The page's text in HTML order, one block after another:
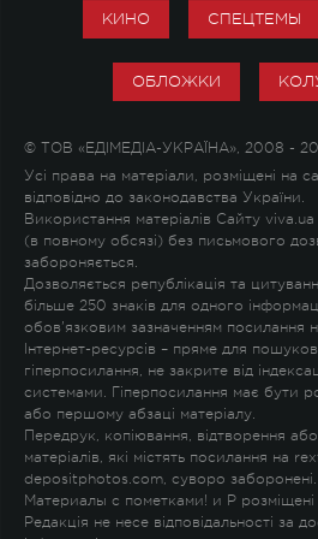
КИНО СПЕЦТЕМЫ
ОБЛОЖКИ
© ТОВ «ЕДІМЕДІА-УКРАЇНА», 2008 -
Усі права на матеріали, розміщені на
відповідно до законодавства України.
Використання матеріалів Сайту viva.ua
(в повному обсязі) без письмового
забороняється.
Дозволяється републікація та
більше 250 знаків для одного
обов'язковим зазначенням посилання
Інтернет-ресурсів – пряме для
гіперпосилання, не закрите від
системами. Гіперпосилання має бути
або першому абзаці матеріалу.
Передрук, копіювання, відтворення
матеріалів, які містять посилання на
depositphotos.com, суворо заборонені.
Материалы с пометками! и P
Редакція не несе відповідальності за